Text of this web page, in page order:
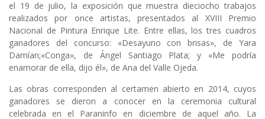
el 19 de julio, la exposición que muestra dieciocho trabajos
realizados por once artistas, presentados al XVIII Premio
Nacional de Pintura Enrique Lite. Entre ellas, los tres cuadros
ganadores del concurso: «Desayuno con brisas», de Yara
Damían;«Conga», de Ángel Santiago Plata; y «Me podría
enamorar de ella, dijo él», de Ana del Valle Ojeda.
Las obras corresponden al certamen abierto en 2014, cuyos
ganadores se dieron a conocer en la ceremonia cultural
celebrada en el Paraninfo en diciembre de aquel año. La